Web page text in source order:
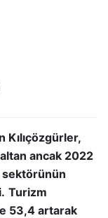
Kılıçözgürler,
ancak 2022
sektörünün
Turizm
53,4 artarak